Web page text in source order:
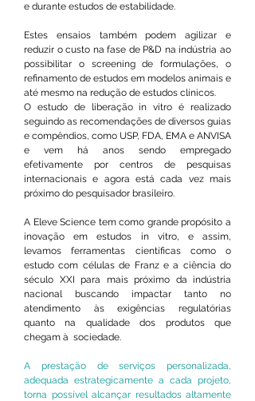
e durante estudos de estabilidade.
Estes ensaios também podem agilizar e
reduzir o custo na fase de P&D na indústria ao
possibilitar o screening de formulações, o
refinamento de estudos em modelos animais e
até mesmo na redução de estudos clínicos.
O estudo de liberação in vitro é realizado
seguindo as recomendações de diversos guias
e compêndios, como USP, FDA, EMA e ANVISA
e vem há anos sendo empregado
efetivamente por centros de pesquisas
internacionais e agora está cada vez mais
próximo do pesquisador brasileiro.
A Eleve Science tem como grande propósito a
inovação em estudos in vitro, e assim,
levamos ferramentas científicas como o
estudo com células de Franz e a ciência do
século XXI para mais próximo da indústria
nacional buscando impactar tanto no
atendimento às exigências regulatórias
quanto na qualidade dos produtos que
chegam à sociedade.
A prestação de serviços personalizada,
adequada estrategicamente a cada projeto,
torna possível alcançar resultados altamente